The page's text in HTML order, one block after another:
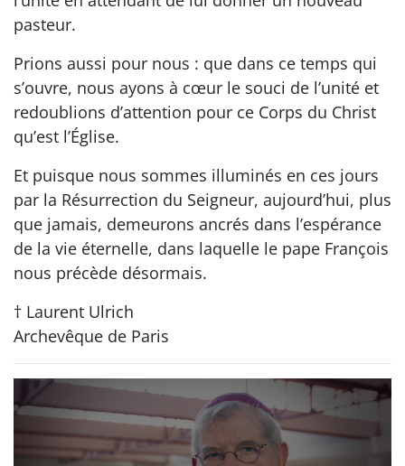
pasteur.
Prions aussi pour nous : que dans ce temps qui
s’ouvre, nous ayons à cœur le souci de l’unité et
redoublions d’attention pour ce Corps du Christ
qu’est l’Église.
Et puisque nous sommes illuminés en ces jours
par la Résurrection du Seigneur, aujourd’hui, plus
que jamais, demeurons ancrés dans l’espérance
de la vie éternelle, dans laquelle le pape François
nous précède désormais.
† Laurent Ulrich
Archevêque de Paris